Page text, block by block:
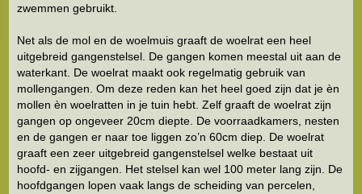
zwemmen gebruikt.
Net als de mol en de woelmuis graaft de woelrat een heel
uitgebreid gangenstelsel. De gangen komen meestal uit aan de
waterkant. De woelrat maakt ook regelmatig gebruik van
mollengangen. Om deze reden kan het heel goed zijn dat je èn
mollen èn woelratten in je tuin hebt. Zelf graaft de woelrat zijn
gangen op ongeveer 20cm diepte. De voorraadkamers, nesten
en de gangen er naar toe liggen zo’n 60cm diep. De woelrat
graaft een zeer uitgebreid gangenstelsel welke bestaat uit
hoofd- en zijgangen. Het stelsel kan wel 100 meter lang zijn. De
hoofdgangen lopen vaak langs de scheiding van percelen,